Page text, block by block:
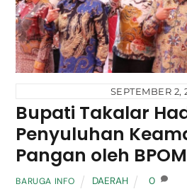
SEPTEMBER 2,
Bupati Takalar
Penyuluhan
Pangan oleh
BARUGA INFO DAERAH 0